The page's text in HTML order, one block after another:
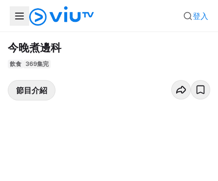
登入
今晚煮邊科
飲食 369集完
節目介紹